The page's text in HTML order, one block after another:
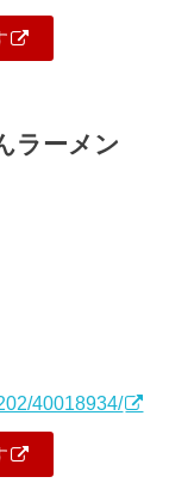
ラーメン
40018934/